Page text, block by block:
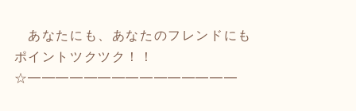
あなたにも、あなたのフレンドにも
ポイントツクツク！！
☆━━━━━━━━━━━━━━━